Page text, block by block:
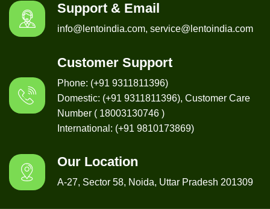
Support & Email
info@lentoindia.com, service@lentoindia.com
Customer Support
Phone: (+91 9311811396)
Domestic: (+91 9311811396), Customer Care
Number ( 18003130746 )
International: (+91 9810173869)
Our Location
A-27, Sector 58, Noida, Uttar Pradesh 201309